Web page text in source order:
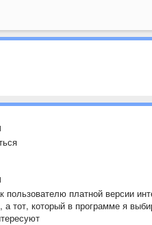
пользователю платной версии
тот, который в программе я